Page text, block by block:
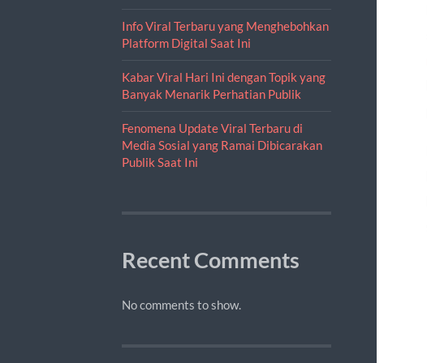
Info Viral Terbaru yang Menghebohkan
Platform Digital Saat Ini
Kabar Viral Hari Ini dengan Topik yang
Banyak Menarik Perhatian Publik
Fenomena Update Viral Terbaru di
Media Sosial yang Ramai Dibicarakan
Publik Saat Ini
Recent Comments
No comments to show.